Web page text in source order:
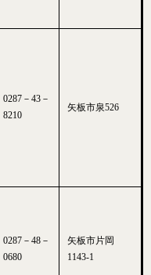
0287－43－
8210
矢板市泉526
0287－48－
0680
矢板市片岡
1143-1